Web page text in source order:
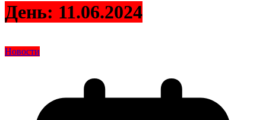
День: 11.06.2024
Новости